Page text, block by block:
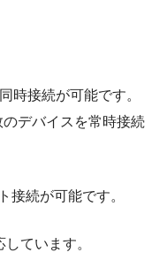
時接続が可能です。
デバイスを常時接続
接続が可能です。
しています。